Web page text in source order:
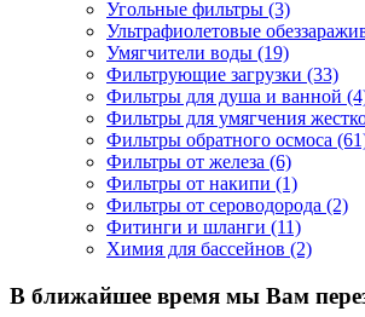
Угольные фильтры (3)
Ультрафиолетовые
Умягчители воды (19)
Фильтрующие загрузки (33)
Фильтры для душа и ванной
Фильтры для умягчения
Фильтры обратного осмоса
Фильтры от железа (6)
Фильтры от накипи (1)
Фильтры от сероводорода (2)
Фитинги и шланги (11)
Химия для бассейнов (2)
В ближайшее время мы Вам